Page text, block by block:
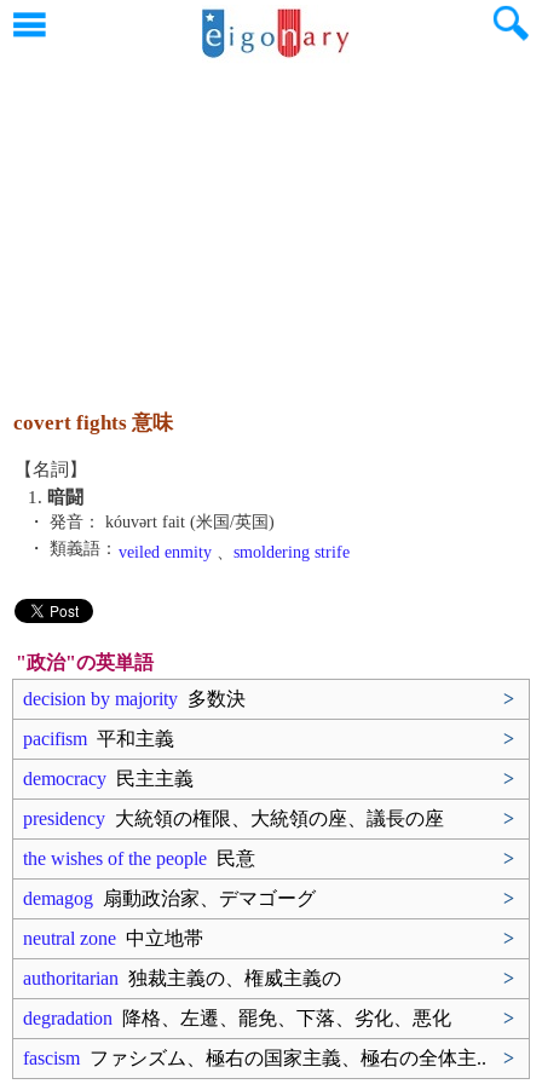
covert fights 意味
【名詞】
1. 暗闘
・ 発音：
kóuvərt fait (米国/英国)
・ 類義語： veiled enmity 、 smoldering strife
"政治"の英単語
decision by majority 多数決
>
pacifism 平和主義
>
democracy 民主主義
>
presidency 大統領の権限、大統領の座、議長の座
>
the wishes of the people 民意
>
demagog 扇動政治家、デマゴーグ
>
neutral zone 中立地帯
>
authoritarian 独裁主義の、権威主義の
>
degradation 降格、左遷、罷免、下落、劣化、悪化
>
fascism ファシズム、極右の国家主義、極右の全体主.. >